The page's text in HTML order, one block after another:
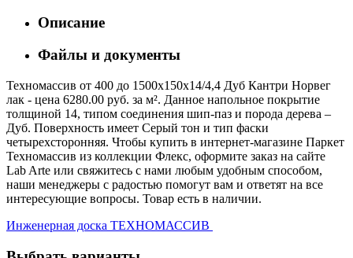
Описание
Файлы и документы
Техномассив от 400 до 1500х150х14/4,4 Дуб Кантри Норвег
лак - цена 6280.00 руб. за м². Данное напольное покрытие
толщиной 14, типом соединения шип-паз и порода дерева –
Дуб. Поверхность имеет Серый тон и тип фаски
четырехсторонняя. Чтобы купить в интернет-магазине Паркет
Техномассив из коллекции Флекс, оформите заказ на сайте
Lab Arte или свяжитесь с нами любым удобным способом,
наши менеджеры с радостью помогут вам и ответят на все
интересующие вопросы. Товар есть в наличии.
Инженерная доска ТЕХНОМАССИВ